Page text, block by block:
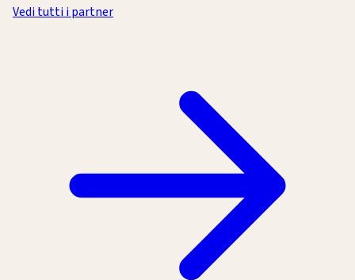
Vedi tutti i partner